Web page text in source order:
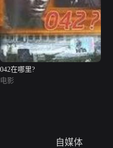
042在哪里?
电影
自媒体